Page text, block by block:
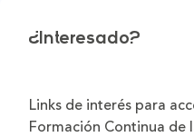
¿Interesado?
Links de interés para
Formación Continua de